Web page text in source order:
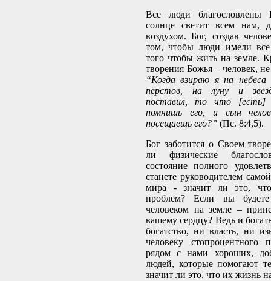
Все люди благословлены
солнце светит всем
воздухом. Бог, создав
том, чтобы люди имели все
того чтобы жить на земле.
творения Божья – человек,
“Когда взираю я на небеса
перстов, на луну и
поставил, то что [есть]
помнишь его, и сын
посещаешь его?” (Пс. 8:4,5).
Бог заботится о Своем
ли физические
состояние полного
станете руководителем
мира - значит ли это,
проблем? Если вы
человеком на земле –
вашему сердцу? Ведь и
богатство, ни власть, ни
человеку стопроцентного
рядом с нами хороших,
людей, которые помогают
значит ли это, что их жизнь